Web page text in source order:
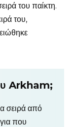
του παίκτη.
του,
Arkham;
σειρά από
που